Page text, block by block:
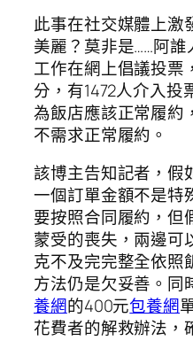
此事在社交媒體上激
美麗？莫非是……阿
工作在網上倡議投票
分，有1472人介入投
為飯店應該正常履約
不需求正常履約。
該博主告知記者，假
一個訂單金額不是特
要按照合同履約，但
蒙受的喪失，兩邊可
克不及完完整全依照
方法仍是欠妥善。同
養網的400元包養網
花費者的解救辦法，